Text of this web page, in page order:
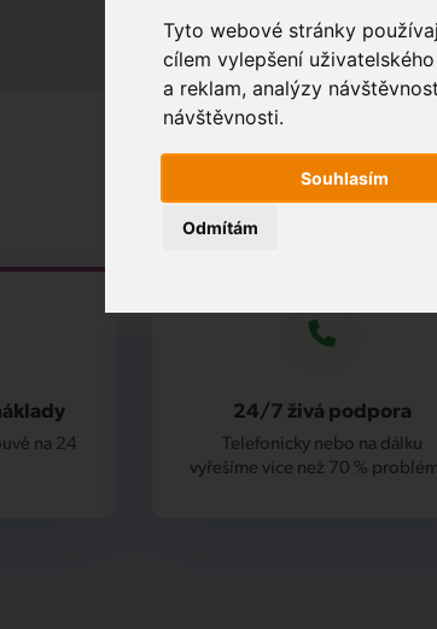
Tyto webové stránky
cílem vylepšení
a reklam, analýzy
návštěvnosti.
Souhlasím
Odmítám
na 24
24/7 živá podpora
Telefonicky nebo na dálku
vyřešíme více než 70 %